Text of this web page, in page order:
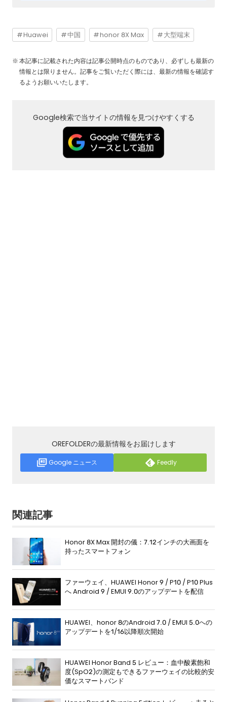
Huawei 中国 honor 8X Max 大型端末
本記事に記載された内容は記事公開時点のものであり、必ずしも最新の
情報とは限りません。記事をご覧いただく際には、最新の情報を確認す
るようお願いいたします。
Google検索で当サイトの情報を見つけやすくする
OREFOLDERの最新情報をお届けします
Google ニュース Feedly
関連記事
Honor 8X Max 開封の儀：7.12インチの大画面を
持ったスマートフォン
ファーウェイ、HUAWEI Honor 9 / P10 / P10 Plus
へ Android 9 / EMUI 9.0のアップデートを配信
HUAWEI、honor 8のAndroid 7.0 / EMUI 5.0への
アップデートを1/16以降順次開始
HUAWEI Honor Band 5 レビュー：血中酸素飽和
度(SpO2)の測定もできるファーウェイの比較的安
価なスマートバンド